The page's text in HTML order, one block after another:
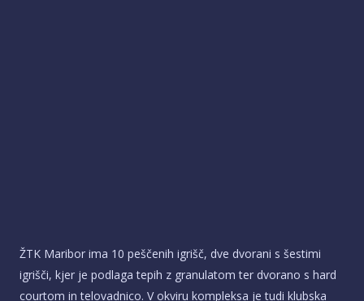
ŽTK Maribor ima 10 peščenih igrišč, dve dvorani s šestimi
igrišči, kjer je podlaga tepih z granulatom ter dvorano s hard
courtom in telovadnico. V okviru kompleksa je tudi klubska